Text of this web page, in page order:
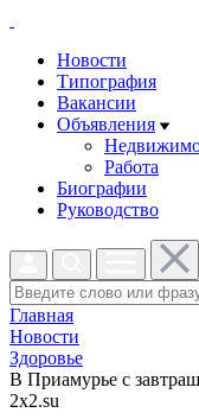
Новости
Типография
Вакансии
Объявления
Работа
Биографии
Руководство
Главная
Новости
Здоровье
В Приамурье с
2x2.su